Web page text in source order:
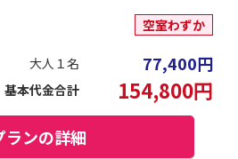
空室わずか
大人１名 77,400円
基本代金合計 154,800円
ランの詳細